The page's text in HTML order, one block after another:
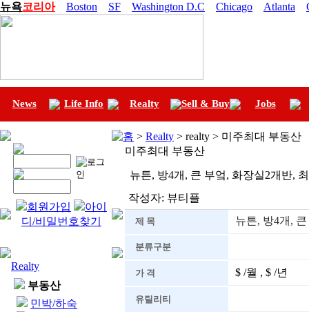
뉴욕코리아 Boston SF Washington D.C Chicago Atlanta
News Life Info Realty Sell & Buy Jobs
회원가입
아이
디/비밀번호찾기
Realty
부동산
민박/하숙
홈 > Realty > realty > 미주최대 부동산
미주최대 부동산
뉴튼, 방4개, 큰 부엌, 화장실2개반,
작성자: 뷰티플
제 목 뉴튼, 방4개,
분류구분
가 격 $ /월 , $ /년
유틸리티